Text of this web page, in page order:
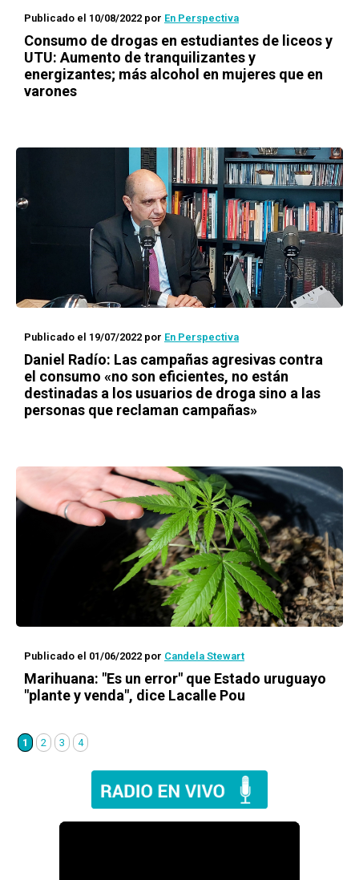
Publicado el 10/08/2022 por En Perspectiva
Consumo de drogas en estudiantes de liceos y
UTU: Aumento de tranquilizantes y
energizantes; más alcohol en mujeres que en
varones
Publicado el 19/07/2022 por En Perspectiva
Daniel Radío: Las campañas agresivas contra
el consumo «no son eficientes, no están
destinadas a los usuarios de droga sino a las
personas que reclaman campañas»
Publicado el 01/06/2022 por Candela Stewart
Marihuana: "Es un error" que Estado uruguayo
"plante y venda", dice Lacalle Pou
1 2 3 4